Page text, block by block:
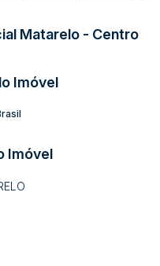
Matarelo - Centro
Imóvel
Imóvel